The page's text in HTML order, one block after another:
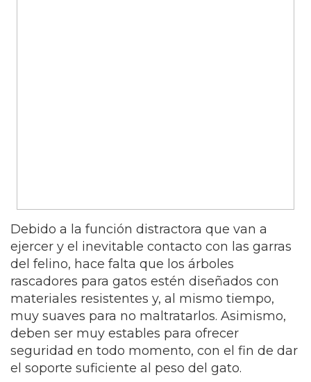
Debido a la función distractora que van a
ejercer y el inevitable contacto con las garras
del felino, hace falta que los árboles
rascadores para gatos estén diseñados con
materiales resistentes y, al mismo tiempo,
muy suaves para no maltratarlos. Asimismo,
deben ser muy estables para ofrecer
seguridad en todo momento, con el fin de dar
el soporte suficiente al peso del gato.